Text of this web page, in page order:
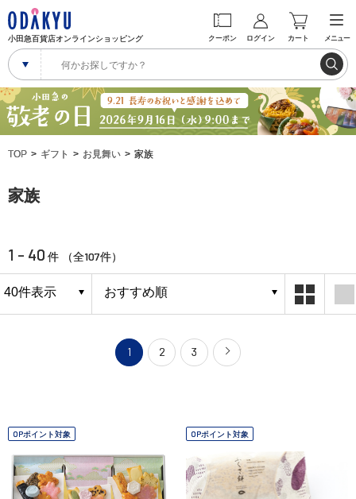
小田急百貨店オンラインショッピング クーポン ログイン カート メニュー
TOP ギフト お見舞い 家族
家族
1 - 40 件 （全107件）
1 2 3
OPポイント対象 OPポイント対象